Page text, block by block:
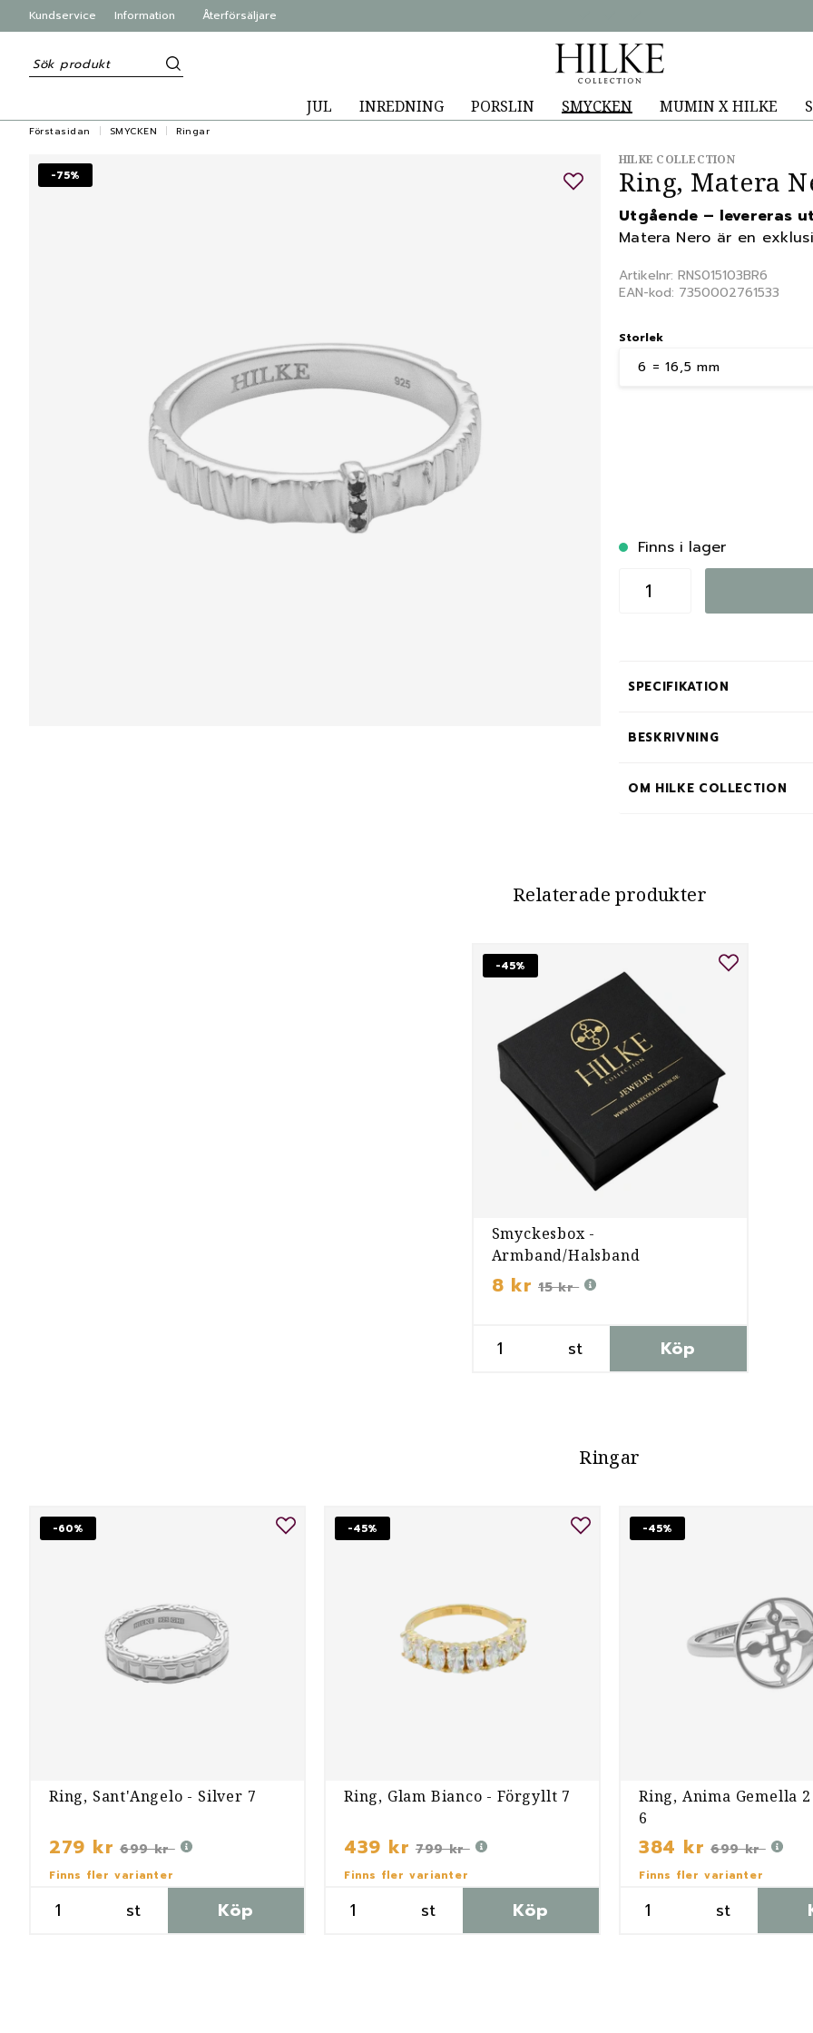
Kundservice Information Återförsäljare
JUL INREDNING PORSLIN SMYCKEN MUMIN X HILKE
Förstasidan SMYCKEN Ringar
-75%
HILKE COLLECTION
Ring, Matera
Utgående – levereras
Matera Nero är en
Artikelnr: RNS015103BR6
EAN-kod: 7350002761533
Storlek
Finns i lager
SPECIFIKATION
BESKRIVNING
OM HILKE COLLECTION
Relaterade produkter
-45%
Smyckesbox -
Armband/Halsband
8 kr 15 kr
st Köp
Ringar
-60%
Ring, Sant'Angelo - Silver 7
279 kr 699 kr
Finns fler varianter
st Köp
-45%
Ring, Glam Bianco - Förgyllt 7
439 kr 799 kr
Finns fler varianter
st Köp
-45%
Ring, Anima Gemella
6
384 kr 699 kr
Finns fler varianter
st